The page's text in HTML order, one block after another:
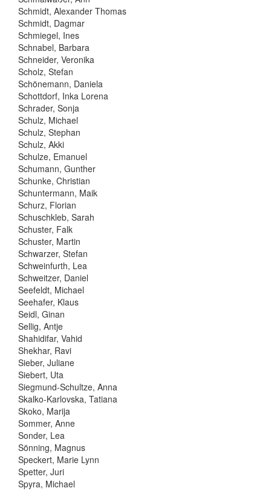
Schmidt, Alexander Thomas
Schmidt, Dagmar
Schmiegel, Ines
Schnabel, Barbara
Schneider, Veronika
Scholz, Stefan
Schönemann, Daniela
Schottdorf, Inka Lorena
Schrader, Sonja
Schulz, Michael
Schulz, Stephan
Schulz, Akki
Schulze, Emanuel
Schumann, Gunther
Schunke, Christian
Schuntermann, Maik
Schurz, Florian
Schuschkleb, Sarah
Schuster, Falk
Schuster, Martin
Schwarzer, Stefan
Schweinfurth, Lea
Schweitzer, Daniel
Seefeldt, Michael
Seehafer, Klaus
Seidl, Ginan
Sellig, Antje
Shahidifar, Vahid
Shekhar, Ravi
Sieber, Juliane
Siebert, Uta
Siegmund-Schultze, Anna
Skalko-Karlovska, Tatiana
Skoko, Marija
Sommer, Anne
Sonder, Lea
Sönning, Magnus
Speckert, Marie Lynn
Spetter, Juri
Spyra, Michael